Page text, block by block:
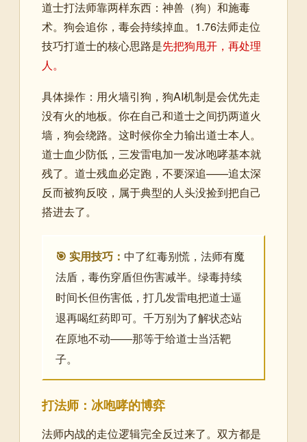
道士打法师靠两样东西：神兽（狗）和施毒
术。狗会追你，毒会持续掉血。1.76法师走位
技巧打道士的核心思路是先把狗甩开，再处理
人。
具体操作：用火墙引狗，狗AI机制是会优先走
没有火的地板。你在自己和道士之间扔两道火
墙，狗会绕路。这时候你全力输出道士本人。
道士血少防低，三发雷电加一发冰咆哮基本就
残了。道士残血必定跑，不要深追——追太深
反而被狗反咬，属于典型的人头没捡到把自己
搭进去了。
🎯 实用技巧： 中了红毒别慌，法师有魔
法盾，毒伤穿盾但伤害减半。绿毒持续
时间长但伤害低，打几发雷电把道士逼
退再喝红药即可。千万别为了解状态站
在原地不动——那等于给道士当活靶
子。
打法师：冰咆哮的博弈
法师内战的走位逻辑完全反过来了。双方都是